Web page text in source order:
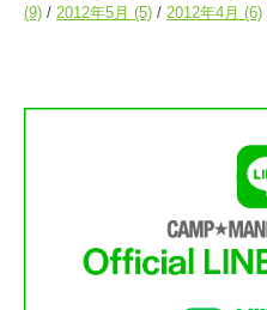
(9)
2012年5月 (5) 2012年4月 (6)